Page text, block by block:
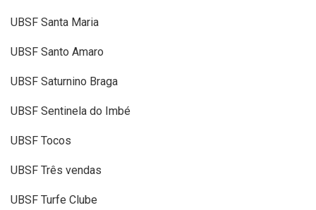
UBSF Santa Maria
UBSF Santo Amaro
UBSF Saturnino Braga
UBSF Sentinela do Imbé
UBSF Tocos
UBSF Três vendas
UBSF Turfe Clube